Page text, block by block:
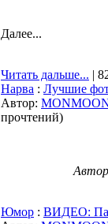
Далее...
Читать дальше... |
Нарва : Лучшие
Автор:
прочтений)
Юмор : ВИДЕО: